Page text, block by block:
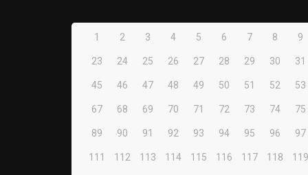
1 2 3 4 5 6 7 8 9
23 24 25 26 27 28 29 30 31
45 46 47 48 49 50 51 52 53
67 68 69 70 71 72 73 74 75
89 90 91 92 93 94 95 96 97
111 112 113 114 115 116 117 118 119